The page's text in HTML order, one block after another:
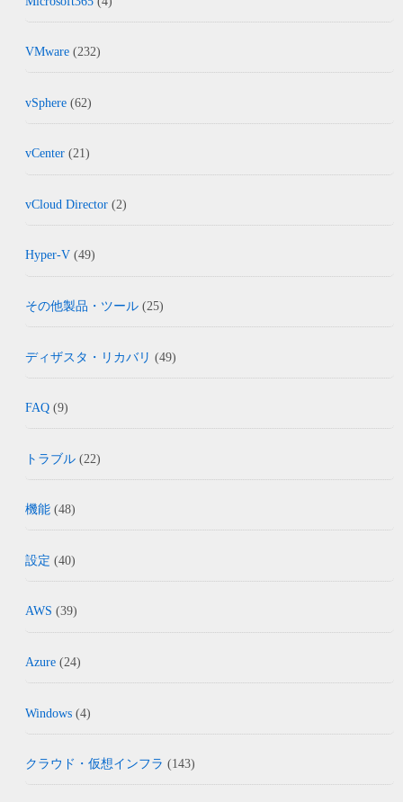
VMware (232)
vSphere (62)
vCenter (21)
vCloud Director (2)
Hyper-V (49)
その他製品・ツール (25)
ディザスタ・リカバリ (49)
FAQ (9)
トラブル (22)
機能 (48)
設定 (40)
AWS (39)
Azure (24)
Windows (4)
クラウド・仮想インフラ (143)